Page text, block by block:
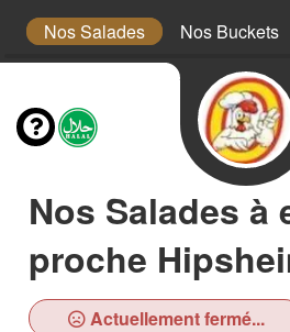
Nos Salades Nos Buckets
Nos Salades à
proche
Actuellement fermé...